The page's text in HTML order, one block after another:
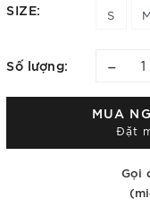
SIZE: S M
Số lượng: –
MUA
Đặt
Gọi